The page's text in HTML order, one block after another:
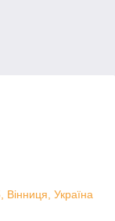
Вінниця, Україна